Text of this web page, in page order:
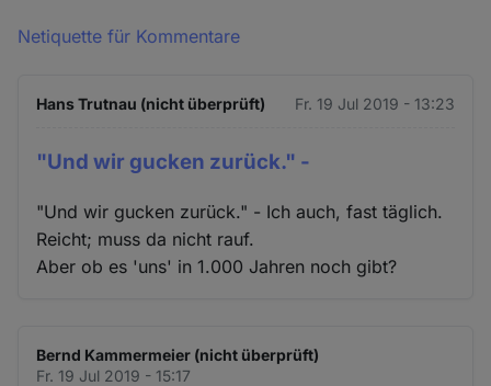
Netiquette für Kommentare
Hans Trutnau (nicht überprüft) Fr. 19 Jul 2019 - 13:23
"Und wir gucken zurück." -
"Und wir gucken zurück." - Ich auch, fast täglich.
Reicht; muss da nicht rauf.
Aber ob es 'uns' in 1.000 Jahren noch gibt?
Bernd Kammermeier (nicht überprüft)
Fr. 19 Jul 2019 - 15:17